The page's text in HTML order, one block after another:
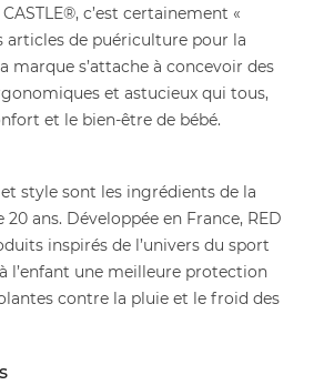
c’est certainement «
articles de puériculture pour la
marque s’attache à concevoir des
et astucieux qui tous,
et le bien-être de bébé.
style sont les ingrédients de la
ans. Développée en France, RED
inspirés de l’univers du sport
l’enfant une meilleure protection
contre la pluie et le froid des